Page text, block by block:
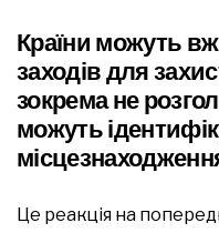
Країни можуть
заходів для
зокрема не
можуть
Це реакція на